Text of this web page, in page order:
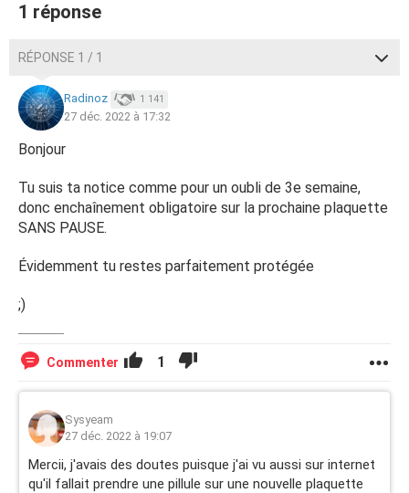
1 réponse
RÉPONSE 1 / 1
Radinoz 1 141
27 déc. 2022 à 17:32
Bonjour
Tu suis ta notice comme pour un oubli de 3e semaine,
donc enchaînement obligatoire sur la prochaine plaquette
SANS PAUSE.
Évidemment tu restes parfaitement protégée
;)
Commenter 1
Sysyeam
27 déc. 2022 à 19:07
Mercii, j'avais des doutes puisque j'ai vu aussi sur internet
qu'il fallait prendre une pillule sur une nouvelle plaquette